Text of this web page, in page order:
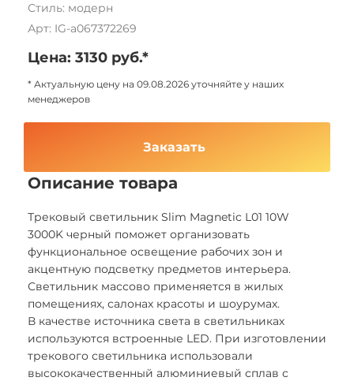
Стиль: модерн
Арт: IG-a067372269
Цена: 3130 руб.*
* Актуальную цену на 09.08.2026 уточняйте у наших
менеджеров
Заказать
Описание товара
Трековый светильник Slim Magnetic L01 10W
3000K черный поможет организовать
функциональное освещение рабочих зон и
акцентную подсветку предметов интерьера.
Светильник массово применяется в жилых
помещениях, салонах красоты и шоурумах.
В качестве источника света в светильниках
используются встроенные LED. При изготовлении
трекового светильника использовали
высококачественный алюминиевый сплав с